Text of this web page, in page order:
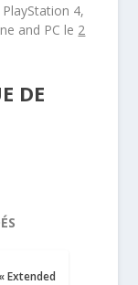
4,
and PC le 2
DE
Extended